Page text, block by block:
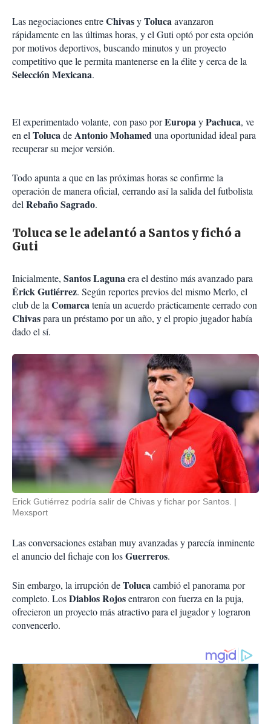
Las negociaciones entreChivasyTolucaavanzaron
rápidamente en las últimas horas, y el Guti optó por esta opción
por motivos deportivos, buscando minutos y un proyecto
competitivo que le permita mantenerse en la élite y cerca de la
Selección Mexicana.
El experimentado volante, con paso porEuropayPachuca, ve
en elTolucadeAntonio Mohameduna oportunidad ideal para
recuperar su mejor versión.
Todo apunta a que en las próximas horas se confirme la
operación de manera oficial, cerrando así la salida del futbolista
delRebaño Sagrado.
Toluca se le adelantó a Santos y fichó a
Guti
Inicialmente, Santos Lagunaera el destino más avanzado para
Érick Gutiérrez. Según reportes previos del mismo Merlo, el
club de laComarcatenía un acuerdo prácticamente cerrado con
Chivaspara un préstamo por un año, y el propio jugador había
dado el sí.
Erick Gutiérrez podría salir de Chivas y fichar por Santos.
Mexsport
Las conversaciones estaban muy avanzadas y parecía inminente
el anuncio del fichaje con losGuerreros.
Sin embargo, la irrupción deTolucacambió el panorama por
completo. LosDiablos Rojosentraron con fuerza en la puja,
ofrecieron un proyecto más atractivo para el jugador y lograron
convencerlo.